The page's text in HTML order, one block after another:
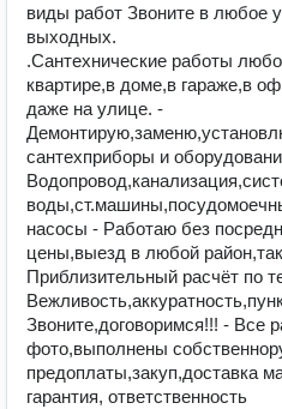
виды работ Звоните в любое
выходных.
.Сантехнические работы
квартире,в доме,в гараже,в
даже на улице. -
сантехприборы и
насосы - Работаю без
цены,выезд в любой
Приблизительный расчёт по
Звоните,договоримся!!! - Все
фото,выполнены
предоплаты,закуп,доставка
гарантия, ответственность